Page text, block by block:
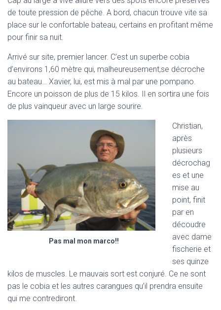
de toute pression de pêche. A bord, chacun trouve vite sa
place sur le confortable bateau, certains en profitant même
pour finir sa nuit.
Arrivé sur site, premier lancer. C’est un superbe cobia
d’environs 1,60 mètre qui, malheureusement,se décroche
au bateau… Xavier, lui, est mis à mal par une pompano.
Encore un poisson de plus de 15 kilos. Il en sortira une fois
de plus vainqueur avec un large sourire.
Pas mal mon marco!!
Christian,
après
plusieurs
décrochag
es et une
mise au
point, finit
par en
découdre
avec dame
fischerie et
ses quinze
kilos de muscles. Le mauvais sort est conjuré. Ce ne sont
pas le cobia et les autres carangues qu’il prendra ensuite
qui me contrediront.